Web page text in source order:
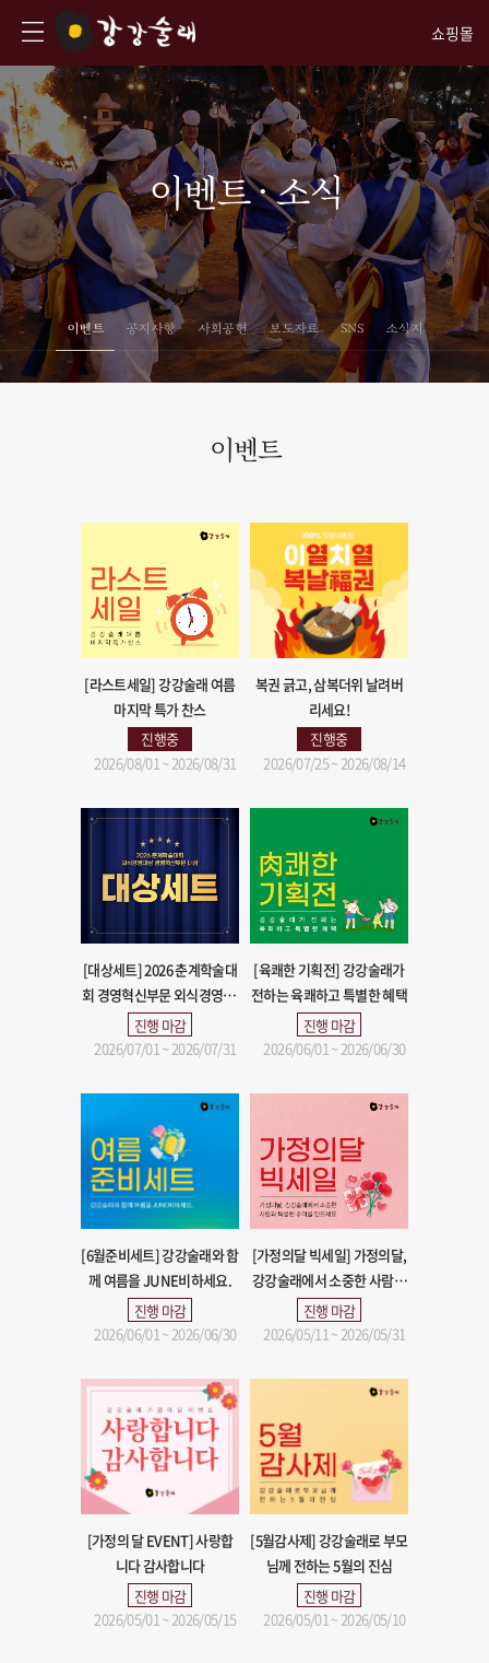
쇼핑몰
이벤트 · 소식
이벤트 공지사항 사회공헌 보도자료 SNS 소식지
이벤트
[라스트세일] 강강술래 여름
마지막 특가 찬스
진행중
2026/08/01 ~ 2026/08/31
복권 긁고, 삼복더위 날려버
리세요!
진행중
2026/07/25 ~ 2026/08/14
[대상세트] 2026 춘계학술대
회 경영혁신부문 외식경영 대
상 수상!
진행 마감
2026/07/01 ~ 2026/07/31
[육쾌한 기획전] 강강술래가
전하는 육쾌하고 특별한 혜택
진행 마감
2026/06/01 ~ 2026/06/30
[6월준비세트] 강강술래와 함
께 여름을 JUNE비하세요.
진행 마감
2026/06/01 ~ 2026/06/30
[가정의달 빅세일] 가정의달,
강강술래에서 소중한 사람과
특별한 추억을 만드세요
진행 마감
2026/05/11 ~ 2026/05/31
[가정의 달 EVENT] 사랑합
니다 감사합니다
진행 마감
2026/05/01 ~ 2026/05/15
[5월감사제] 강강술래로 부모
님께 전하는 5월의 진심
진행 마감
2026/05/01 ~ 2026/05/10